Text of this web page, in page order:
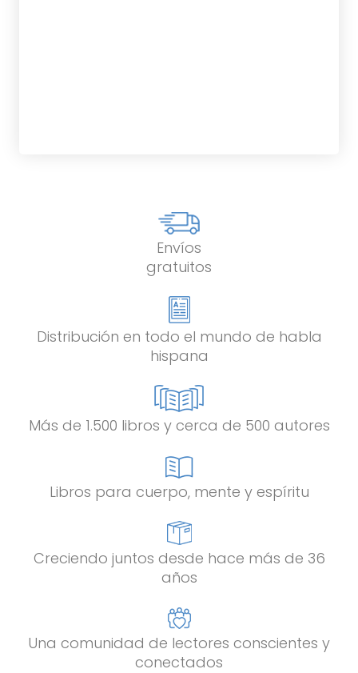
Envíos
gratuitos
Distribución en todo el mundo de habla
hispana
Más de 1.500 libros y cerca de 500 autores
Libros para cuerpo, mente y espíritu
Creciendo juntos desde hace más de 36
años
Una comunidad de lectores conscientes y
conectados